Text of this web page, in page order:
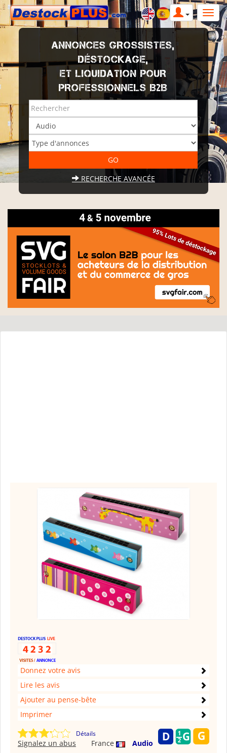
ANNONCES GROSSISTES,
DÉSTOCKAGE,
ET LIQUIDATION POUR
PROFESSIONNELS B2B
RECHERCHE AVANCÉE
Donnez votre avis
Lire les avis
Ajouter au pense-bête
Imprimer
Détails
France Audio
Signalez un abus